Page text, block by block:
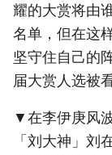
耀的大赏将由
名单，但在这
坚守住自己的
届大赏人选被
▼在李伊庚风
「刘大神」刘